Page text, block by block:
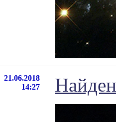
21.06.2018
14:27